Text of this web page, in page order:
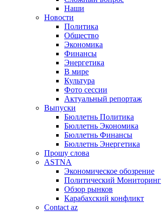
Наши
Новости
Политика
Общество
Экономика
Финансы
Энергетика
В мире
Культура
Фото сессии
Актуальный репортаж
Выпуски
Бюллетнь Политика
Бюллетнь Экономика
Бюллетнь Финансы
Бюллетнь Энергетика
Прошу слова
ASTNA
Экономическое обозрение
Политический Мониторинг
Обзор рынков
Карабахский конфликт
Contact az